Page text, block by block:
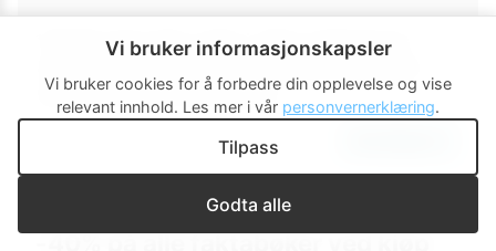
*Gjelder ikke titler utgitt i 2023, fag/pensum,
LEGO og Pokémon-kort. Kan ikke kombineres
med andre tilbud og rabatter.
-40% på alle faktabøker ved kjøp
Vi bruker informasjonskapsler
Vi bruker cookies for å forbedre din opplevelse og vise
relevant innhold. Les mer i vår personvernerklæring.
Godta alle
Tilpass